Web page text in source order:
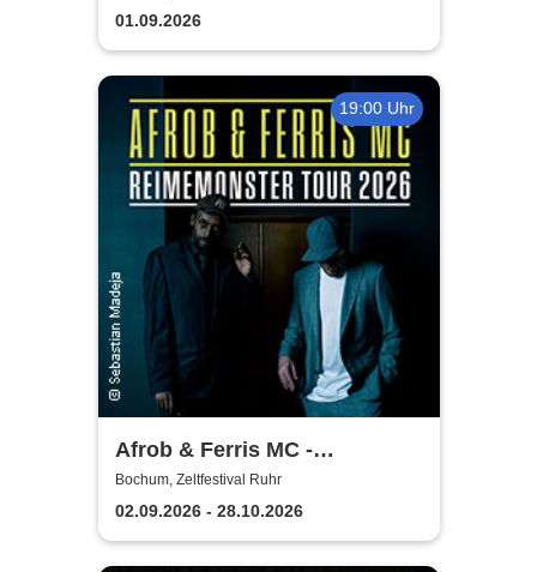
01.09.2026
19:00 Uhr
Afrob & Ferris MC -
Reimemonster Tour 2026
Bochum, Zeltfestival Ruhr
02.09.2026 - 28.10.2026